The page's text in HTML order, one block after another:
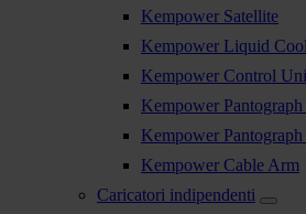
Kempower Satellite
Kempower Liquid
Kempower Control
Kempower
Kempower
Kempower Cable Arm
Caricatori indipendenti